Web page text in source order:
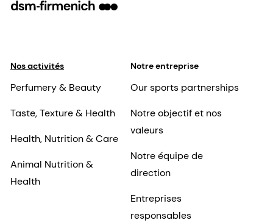
Nos activités
Perfumery & Beauty
Taste, Texture & Health
Health, Nutrition & Care
Animal Nutrition &
Health
Notre entreprise
Our sports partnerships
Notre objectif et nos
valeurs
Notre équipe de
direction
Entreprises
responsables